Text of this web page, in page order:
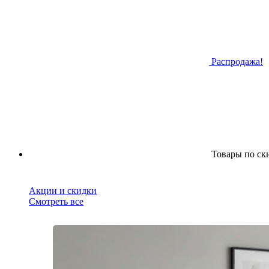
Распродажа!
Товары по
Акции и скидки
Смотреть все